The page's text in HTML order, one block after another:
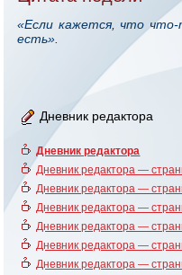
«Если кажется, что
есть».
Дневник редактора
Дневник редактора
Дневник редактора —
Дневник редактора —
Дневник редактора —
Дневник редактора —
Дневник редактора —
Дневник редактора —